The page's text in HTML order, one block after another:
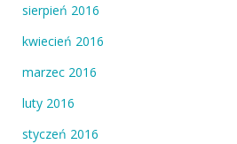
sierpień 2016
kwiecień 2016
marzec 2016
luty 2016
styczeń 2016